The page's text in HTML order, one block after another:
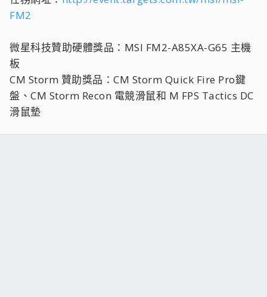
FM2
微星科技贊助硬體獎品：MSI FM2-A85XA-G65 主機
板
CM Storm 贊助獎品：CM Storm Quick Fire Pro鍵
盤、CM Storm Recon 電競滑鼠和 M FPS Tactics DC
滑鼠墊